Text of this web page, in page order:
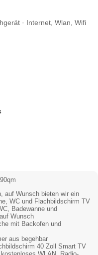
· Internet, Wlan, Wifi
auf Wunsch bieten wir ein
WC und Flachbildschirm TV
Badewanne und
Wunsch
mit Backofen und
aus begehbar
40 Zoll Smart TV